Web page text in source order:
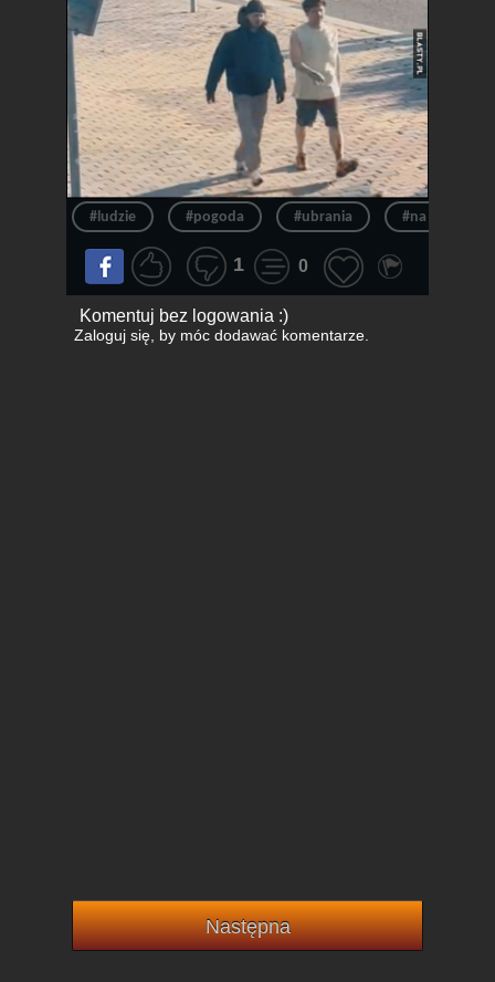
#ludzie #pogoda #ubrania #na dworze
1 0
Komentuj bez logowania :)
Zaloguj się, by móc dodawać komentarze.
Następna